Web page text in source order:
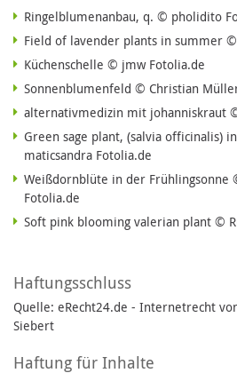
Ringelblumenanbau, q. © pholidito
Field of lavender plants in summer ©
Küchenschelle © jmw Fotolia.de
Sonnenblumenfeld © Christian
alternativmedizin mit johanniskraut
Green sage plant, (salvia officinalis)
maticsandra Fotolia.de
Weißdornblüte in der Frühlingsonne
Fotolia.de
Soft pink blooming valerian plant ©
Haftungsschluss
Quelle: eRecht24.de - Internetrecht
Siebert
Haftung für Inhalte